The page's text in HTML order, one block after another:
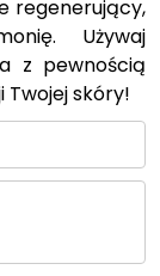
regenerujący,
Używaj
z pewnością
Twojej skóry!